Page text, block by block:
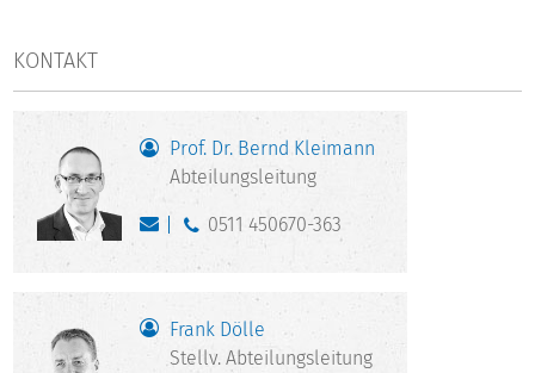
KONTAKT
Prof. Dr. Bernd Kleimann
Abteilungsleitung
0511 450670-363
Frank Dölle
Stellv. Abteilungsleitung